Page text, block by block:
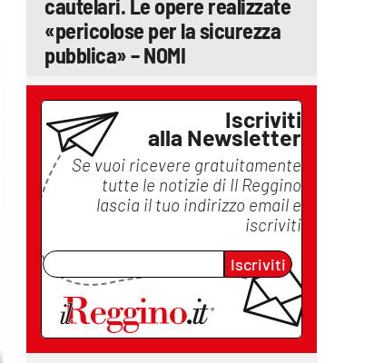
cautelari. Le opere realizzate
«pericolose per la sicurezza
pubblica» – NOMI
Iscriviti
alla Newsletter
Se vuoi ricevere gratuitamente
tutte le notizie di Il Reggino
lascia il tuo indirizzo email e
iscriviti
Iscriviti